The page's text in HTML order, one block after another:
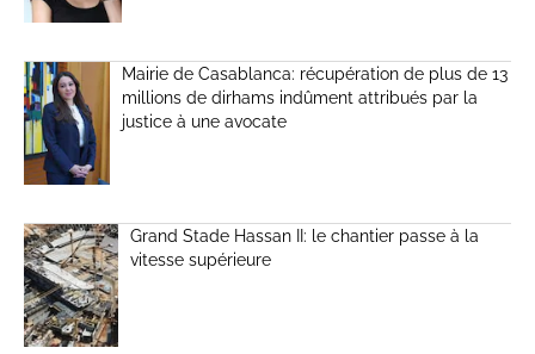
Mairie de Casablanca: récupération de plus de 13
millions de dirhams indûment attribués par la
justice à une avocate
Grand Stade Hassan II: le chantier passe à la
vitesse supérieure